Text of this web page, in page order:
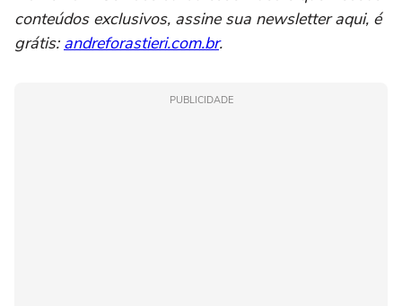
conteúdos exclusivos, assine sua newsletter aqui, é
grátis: andreforastieri.com.br.
PUBLICIDADE